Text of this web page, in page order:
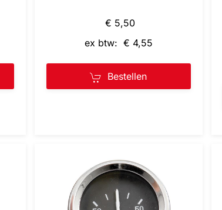
€ 5,50
ex btw: € 4,55
Bestellen